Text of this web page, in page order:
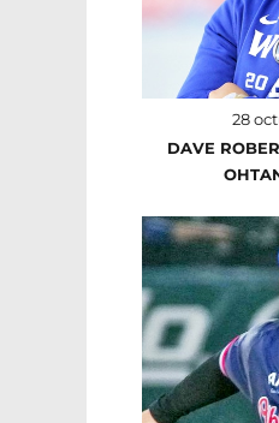
28
DAVE